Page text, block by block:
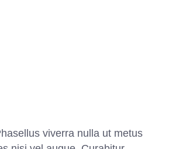
viverra nulla ut metus